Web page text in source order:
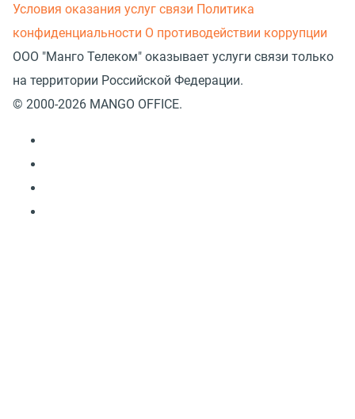
Условия оказания услуг связи Политика
конфиденциальности О противодействии коррупции
ООО "Манго Телеком" оказывает услуги связи только
на территории Российской Федерации.
© 2000-2026 MANGO OFFICE.